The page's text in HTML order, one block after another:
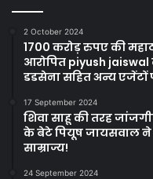
2 October 2024
1700 करोड़ रुपए की
आरोपित piyush
डडसेना सहित अन्य एजेंटों
17 September 2024
शिवा साहू की तरह
के बेटे पियूष जायसवाल ने
साम्राज्य!
24 September 2024